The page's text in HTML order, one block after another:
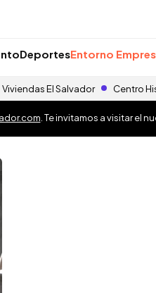
DeportesEntorno
Viviendas El Salvador Centro
. Te invitamos a visitar el